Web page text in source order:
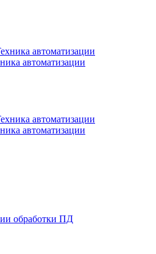
автоматизации
автоматизации
обработки ПД